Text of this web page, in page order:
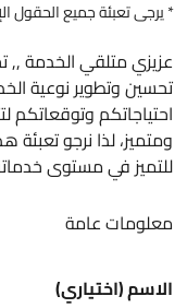
* يرجى تعبئة جميع الحقول
عزيزي متلقي الخدمة ,,
تحسين وتطوير نوعية
احتياجاتكم
ومتميز، لذا نرجو
للتميز في مستوى
معلومات عامة
الاسم (اختياري)